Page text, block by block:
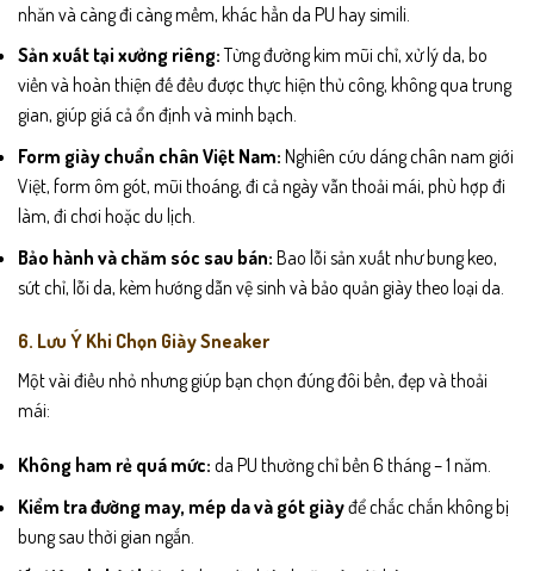
nhăn và càng đi càng mềm, khác hẳn da PU hay simili.
Sản xuất tại xưởng riêng:Từng đường kim mũi chỉ, xử lý da, bo
viền và hoàn thiện đế đều được thực hiện thủ công, không qua trung
gian, giúp giá cả ổn định và minh bạch.
Form giày chuẩn chân Việt Nam: Nghiên cứu dáng chân nam giới
Việt, form ôm gót, mũi thoáng, đi cả ngày vẫn thoải mái, phù hợp đi
làm, đi chơi hoặc du lịch.
Bảo hành và chăm sóc sau bán: Bao lỗi sản xuất như bung keo,
sứt chỉ, lỗi da, kèm hướng dẫn vệ sinh và bảo quản giày theo loại da.
6. Lưu Ý Khi Chọn Giày Sneaker
Một vài điều nhỏ nhưng giúp bạn chọn đúng đôi bền, đẹp và thoải
mái:
Không ham rẻ quá mức: da PU thường chỉ bền 6 tháng – 1 năm.
Kiểm tra đường may, mép da và gót giàyđể chắc chắn không bị
bung sau thời gian ngắn.